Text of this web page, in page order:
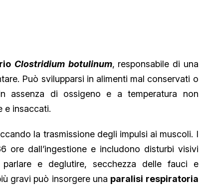
Clostridium botulinum, responsabile di una
Può svilupparsi in alimenti mal conservati o
assenza di ossigeno e a temperatura non
e insaccati.
la trasmissione degli impulsi ai muscoli. I
ore dall’ingestione e includono disturbi visivi
e deglutire, secchezza delle fauci e
gravi può insorgere una paralisi respiratoria